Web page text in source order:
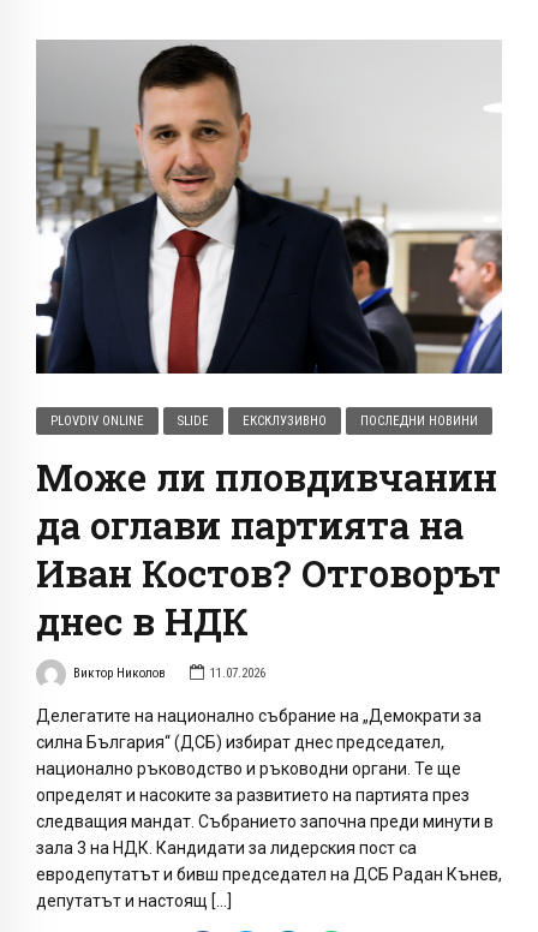
PLOVDIV ONLINE SLIDE ЕКСКЛУЗИВНО ПОСЛЕДНИ НОВИНИ
Може ли пловдивчанин
да оглави партията на
Иван Костов? Отговорът
днес в НДК
Виктор Николов 11.07.2026
Делегатите на национално събрание на „Демократи за
силна България“ (ДСБ) избират днес председател,
национално ръководство и ръководни органи. Те ще
определят и насоките за развитието на партията през
следващия мандат. Събранието започна преди минути в
зала 3 на НДК. Кандидати за лидерския пост са
евродепутатът и бивш председател на ДСБ Радан Кънев,
депутатът и настоящ […]